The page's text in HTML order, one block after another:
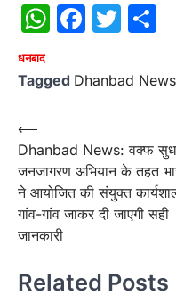
WhatsApp
धनबाद
Tagged Dhanbad News
Post
navigation
⟵
Dhanbad News: वक्फ
जनजागरण अभियान के तहत
ने आयोजित की संयुक्त
गांव-गांव जाकर दी जाएगी सही
जानकारी
Related Posts